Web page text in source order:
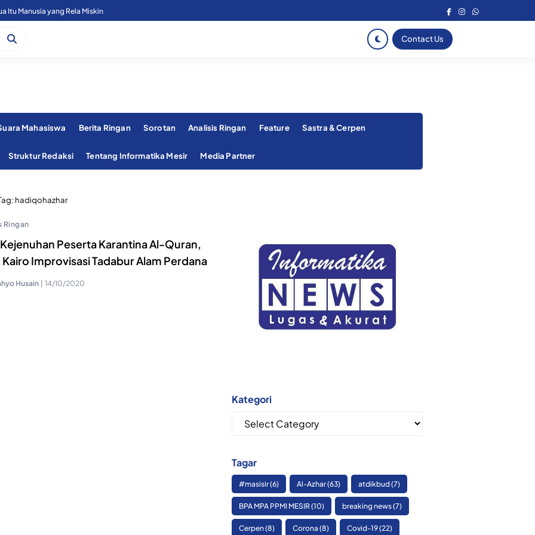
Itu Manusia yang Rela Miskin
Contact Us
Mahasiswa Berita Ringan Sorotan Analisis Ringan Feature Sastra & Cerpen
Struktur Redaksi Tentang Informatika Mesir Media Partner
hadiqohazhar
Ringan
Peserta Karantina Al-Quran,
Kairo Improvisasi Tadabur Alam Perdana
Husain 14/10/2020
Kategori
Kategori
Tagar
#masisir(6) Al-Azhar(63) atdikbud(7)
BPA MPA PPMI MESIR(10) breaking news(7)
Cerpen(8) Corona (8) Covid-19(22)